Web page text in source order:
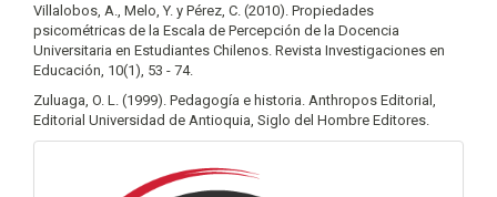
Villalobos, A., Melo, Y. y Pérez, C. (2010). Propiedades
psicométricas de la Escala de Percepción de la Docencia
Universitaria en Estudiantes Chilenos. Revista Investigaciones en
Educación, 10(1), 53 - 74.
Zuluaga, O. L. (1999). Pedagogía e historia. Anthropos Editorial,
Editorial Universidad de Antioquia, Siglo del Hombre Editores.